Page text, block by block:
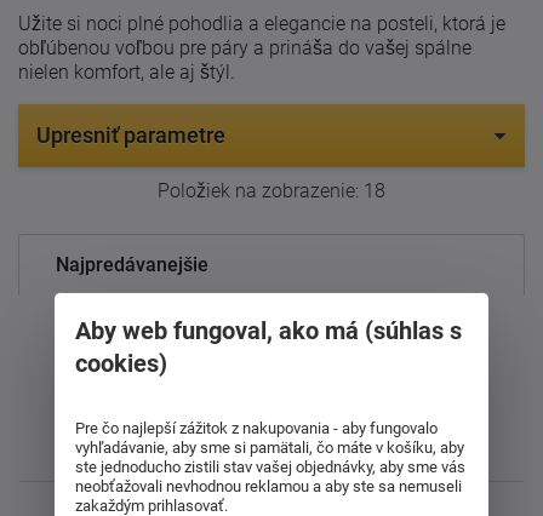
Užite si noci plné pohodlia a elegancie na posteli, ktorá je
obľúbenou voľbou pre páry a prináša do vašej spálne
nielen komfort, ale aj štýl.
Upresniť parametre
Položiek na zobrazenie: 18
Najpredávanejšie
Od najdrahšieho
Najnovšie
Aby web fungoval, ako má (súhlas s
cookies)
Pre čo najlepší zážitok z nakupovania - aby fungovalo
vyhľadávanie, aby sme si pamätali, čo máte v košíku, aby
ste jednoducho zistili stav vašej objednávky, aby sme vás
neobťažovali nevhodnou reklamou a aby ste sa nemuseli
zakaždým prihlasovať.